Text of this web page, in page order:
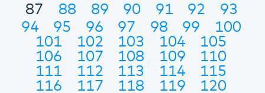
87
88 89 90 91 92
93
94
95 96 97 98 99
100
101
102 103 104
105
106
107 108 109
110
111
112 113 114
115
116
117 118 119
120